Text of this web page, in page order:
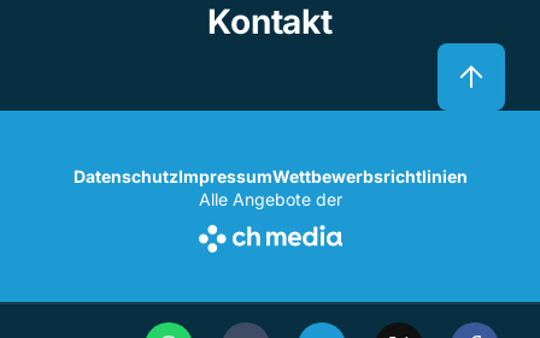
Kontakt
DatenschutzImpressumWettbewerbsrichtlinien
Alle Angebote der